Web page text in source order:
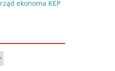
ekonoma KEP